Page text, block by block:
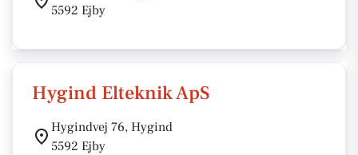
5592 Ejby
Hygind Elteknik ApS
Hygindvej 76, Hygind
5592 Ejby